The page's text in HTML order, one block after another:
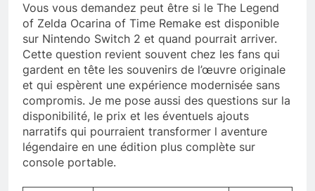
Vous vous demandez peut être si le The Legend
of Zelda Ocarina of Time Remake est disponible
sur Nintendo Switch 2 et quand pourrait arriver.
Cette question revient souvent chez les fans qui
gardent en tête les souvenirs de l’œuvre originale
et qui espèrent une expérience modernisée sans
compromis. Je me pose aussi des questions sur la
disponibilité, le prix et les éventuels ajouts
narratifs qui pourraient transformer l aventure
légendaire en une édition plus complète sur
console portable.